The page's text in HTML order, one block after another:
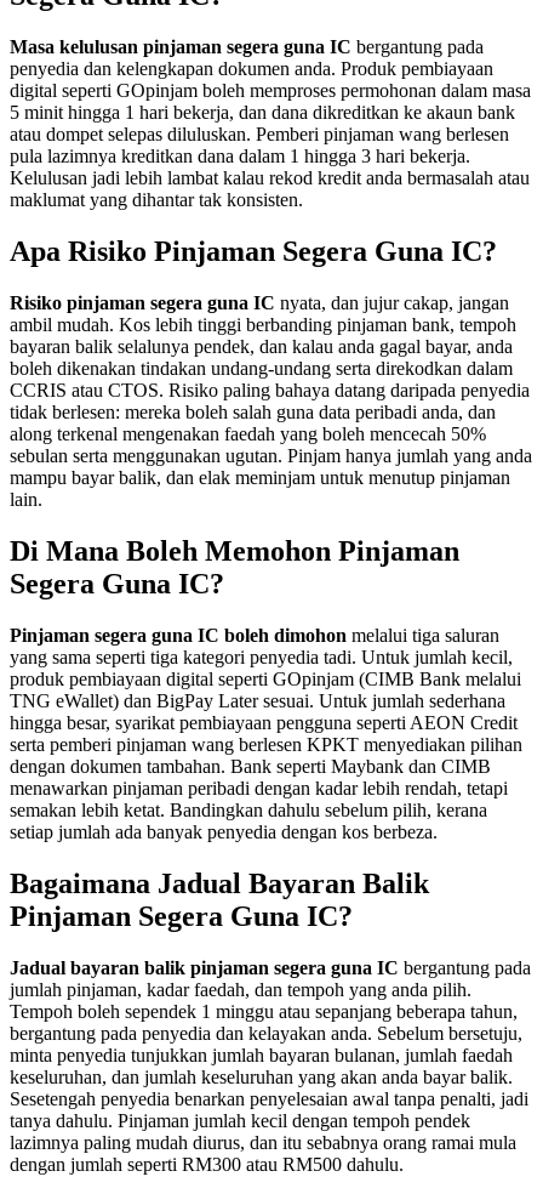
Masa kelulusan pinjaman segera guna IC bergantung pada
penyedia dan kelengkapan dokumen anda. Produk pembiayaan
digital seperti GOpinjam boleh memproses permohonan dalam masa
5 minit hingga 1 hari bekerja, dan dana dikreditkan ke akaun bank
atau dompet selepas diluluskan. Pemberi pinjaman wang berlesen
pula lazimnya kreditkan dana dalam 1 hingga 3 hari bekerja.
Kelulusan jadi lebih lambat kalau rekod kredit anda bermasalah atau
maklumat yang dihantar tak konsisten.
Apa Risiko Pinjaman Segera Guna IC?
Risiko pinjaman segera guna IC nyata, dan jujur cakap, jangan
ambil mudah. Kos lebih tinggi berbanding pinjaman bank, tempoh
bayaran balik selalunya pendek, dan kalau anda gagal bayar, anda
boleh dikenakan tindakan undang-undang serta direkodkan dalam
CCRIS atau CTOS. Risiko paling bahaya datang daripada penyedia
tidak berlesen: mereka boleh salah guna data peribadi anda, dan
along terkenal mengenakan faedah yang boleh mencecah 50%
sebulan serta menggunakan ugutan. Pinjam hanya jumlah yang anda
mampu bayar balik, dan elak meminjam untuk menutup pinjaman
lain.
Di Mana Boleh Memohon Pinjaman
Segera Guna IC?
Pinjaman segera guna IC boleh dimohon melalui tiga saluran
yang sama seperti tiga kategori penyedia tadi. Untuk jumlah kecil,
produk pembiayaan digital seperti GOpinjam (CIMB Bank melalui
TNG eWallet) dan BigPay Later sesuai. Untuk jumlah sederhana
hingga besar, syarikat pembiayaan pengguna seperti AEON Credit
serta pemberi pinjaman wang berlesen KPKT menyediakan pilihan
dengan dokumen tambahan. Bank seperti Maybank dan CIMB
menawarkan pinjaman peribadi dengan kadar lebih rendah, tetapi
semakan lebih ketat. Bandingkan dahulu sebelum pilih, kerana
setiap jumlah ada banyak penyedia dengan kos berbeza.
Bagaimana Jadual Bayaran Balik
Pinjaman Segera Guna IC?
Jadual bayaran balik pinjaman segera guna IC bergantung pada
jumlah pinjaman, kadar faedah, dan tempoh yang anda pilih.
Tempoh boleh sependek 1 minggu atau sepanjang beberapa tahun,
bergantung pada penyedia dan kelayakan anda. Sebelum bersetuju,
minta penyedia tunjukkan jumlah bayaran bulanan, jumlah faedah
keseluruhan, dan jumlah keseluruhan yang akan anda bayar balik.
Sesetengah penyedia benarkan penyelesaian awal tanpa penalti, jadi
tanya dahulu. Pinjaman jumlah kecil dengan tempoh pendek
lazimnya paling mudah diurus, dan itu sebabnya orang ramai mula
dengan jumlah seperti RM300 atau RM500 dahulu.